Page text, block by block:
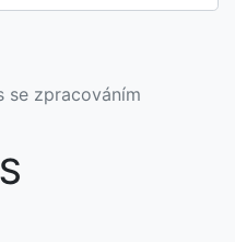
se zpracováním